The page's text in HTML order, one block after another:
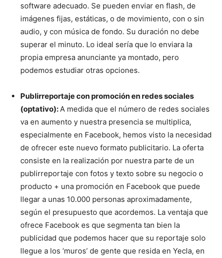
software adecuado. Se pueden enviar en flash, de
imágenes fijas, estáticas, o de movimiento, con o sin
audio, y con música de fondo. Su duración no debe
superar el minuto. Lo ideal sería que lo enviara la
propia empresa anunciante ya montado, pero
podemos estudiar otras opciones.
Publirreportaje con promoción en redes sociales
(optativo): A medida que el número de redes sociales
va en aumento y nuestra presencia se multiplica,
especialmente en Facebook, hemos visto la necesidad
de ofrecer este nuevo formato publicitario. La oferta
consiste en la realización por nuestra parte de un
publirreportaje con fotos y texto sobre su negocio o
producto + una promoción en Facebook que puede
llegar a unas 10.000 personas aproximadamente,
según el presupuesto que acordemos. La ventaja que
ofrece Facebook es que segmenta tan bien la
publicidad que podemos hacer que su reportaje solo
llegue a los ‘muros’ de gente que resida en Yecla, en